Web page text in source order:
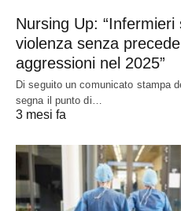
Nursing Up:
violenza senza
aggressioni nel 2025”
Di seguito un comunicato stampa
segna il punto di…
3 mesi fa